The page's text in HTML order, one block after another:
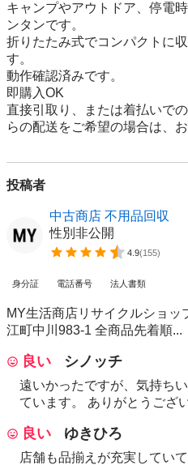
キャンプやアウトドア、停電
ンタンです。
折りたたみ式でコンパクトに
す。
動作確認済みです。
即購入OK
直接引取り、または着払いで
らの配送をご希望の場合は、
投稿者
中古商店 不用品回収
性別非公開
4.9(155)
身分証 電話番号 法人書類
MY生活商店リサイクルショッ
江町中川983-1 全商品先着順...
良い シノッチ
遠いかったですが、気持ち
ています。 ありがとうござ
良い ゆきひろ
店舗も品揃えが充実してい